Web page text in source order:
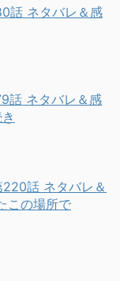
話 ネタバレ＆感
話 ネタバレ＆感
話 ネタバレ＆
この場所で